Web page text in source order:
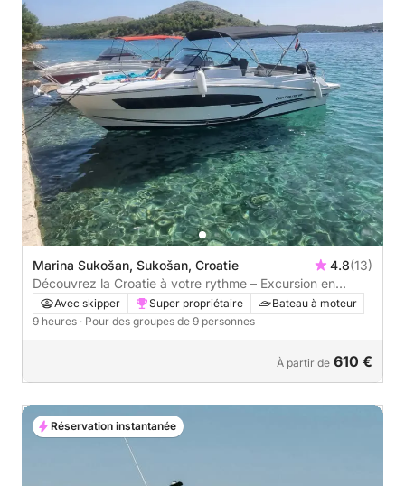
Marina Sukošan, Sukošan, Croatie 4.8(13)
Découvrez la Croatie à votre rythme – Excursion en
bateau d'une journée complète et flexible
Avec skipper Super propriétaire
Bateau à moteur
9 heures · Pour des groupes de 9 personnes
À partir de 610 €
Réservation instantanée